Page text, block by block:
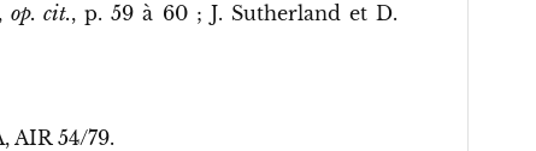
op. cit., p. 59 à 60 ; J. Sutherland et D.
AIR 54/79.